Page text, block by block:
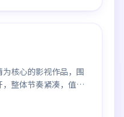
核心的影视作品，围
整体节奏紧凑，值得